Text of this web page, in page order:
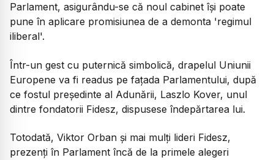
Parlament, asigurându-se că noul cabinet își poate
pune în aplicare promisiunea de a demonta 'regimul
iliberal'.
Într-un gest cu puternică simbolică, drapelul Uniunii
Europene va fi readus pe fațada Parlamentului, după
ce fostul președinte al Adunării, Laszlo Kover, unul
dintre fondatorii Fidesz, dispusese îndepărtarea lui.
Totodată, Viktor Orban și mai mulți lideri Fidesz,
prezenți în Parlament încă de la primele alegeri